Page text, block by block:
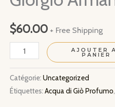
$60.00 + Free Shipping
quantité
Acqua
di
AJOUTER
PANIER
Catégorie: Uncategorized
Étiquettes: Acqua di Giò Profumo,